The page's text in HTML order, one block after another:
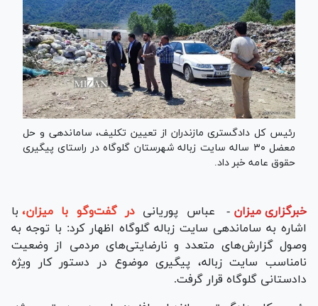
رئیس کل دادگستری مازندران از تعیین تکلیف، ساماندهی و حل
معضل ۳۰ ساله سایت زباله شهرستان گلوگاه در راستای پیگیری
حقوق عامه خبر داد.
خبرگزاری میزان - عباس پوریانی در گفت‌وگو با میزان، با
اشاره به ساماندهی سایت زباله گلوگاه اظهار کرد: با توجه به
وصول گزارش‌های متعدد و نارضایتی‌های مردمی از وضعیت
نامناسب سایت زباله، پیگیری موضوع در دستور کار ویژه
دادستانی گلوگاه قرار گرفت.